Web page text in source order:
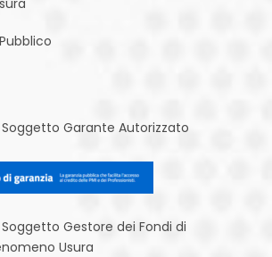
Garante Autorizzato
Gestore dei Fondi di
Usura